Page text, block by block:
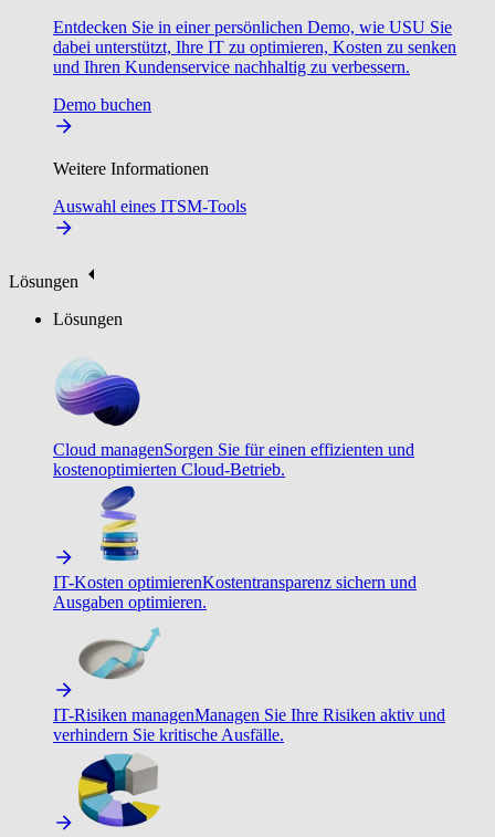
Entdecken Sie in einer persönlichen Demo, wie USU Sie
dabei unterstützt, Ihre IT zu optimieren, Kosten zu senken
und Ihren Kundenservice nachhaltig zu verbessern.
Demo buchen
Weitere Informationen
Auswahl eines ITSM-Tools
Lösungen
Lösungen
Cloud managenSorgen Sie für einen effizienten und
kostenoptimierten Cloud-Betrieb.
IT-Kosten optimierenKostentransparenz sichern und
Ausgaben optimieren.
IT-Risiken managenManagen Sie Ihre Risiken aktiv und
verhindern Sie kritische Ausfälle.